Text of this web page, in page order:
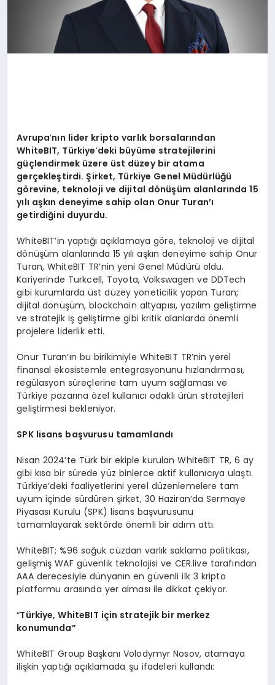
Avrupa’nın lider kripto varlık borsalarından
WhiteBIT, Türkiye’deki büyüme stratejilerini
güçlendirmek üzere üst düzey bir atama
gerçekleştirdi. Şirket, Türkiye Genel Müdürlüğü
görevine, teknoloji ve dijital dönüşüm alanlarında 15
yılı aşkın deneyime sahip olan Onur Turan’ı
getirdiğini duyurdu.
WhiteBIT’in yaptığı açıklamaya göre, teknoloji ve dijital
dönüşüm alanlarında 15 yılı aşkın deneyime sahip Onur
Turan, WhiteBIT TR’nin yeni Genel Müdürü oldu.
Kariyerinde Turkcell, Toyota, Volkswagen ve DDTech
gibi kurumlarda üst düzey yöneticilik yapan Turan;
dijital dönüşüm, blockchain altyapısı, yazılım geliştirme
ve stratejik iş geliştirme gibi kritik alanlarda önemli
projelere liderlik etti.
Onur Turan’ın bu birikimiyle WhiteBIT TR’nin yerel
finansal ekosistemle entegrasyonunu hızlandırması,
regülasyon süreçlerine tam uyum sağlaması ve
Türkiye pazarına özel kullanıcı odaklı ürün stratejileri
geliştirmesi bekleniyor.
SPK lisans başvurusu tamamlandı
Nisan 2024’te Türk bir ekiple kurulan WhiteBIT TR, 6 ay
gibi kısa bir sürede yüz binlerce aktif kullanıcıya ulaştı.
Türkiye’deki faaliyetlerini yerel düzenlemelere tam
uyum içinde sürdüren şirket, 30 Haziran’da Sermaye
Piyasası Kurulu (SPK) lisans başvurusunu
tamamlayarak sektörde önemli bir adım attı.
WhiteBIT; %96 soğuk cüzdan varlık saklama politikası,
gelişmiş WAF güvenlik teknolojisi ve CER.live tarafından
AAA derecesiyle dünyanın en güvenli ilk 3 kripto
platformu arasında yer alması ile dikkat çekiyor.
“Türkiye, WhiteBIT için stratejik bir merkez
konumunda”
WhiteBIT Group Başkanı Volodymyr Nosov, atamaya
ilişkin yaptığı açıklamada şu ifadeleri kullandı: